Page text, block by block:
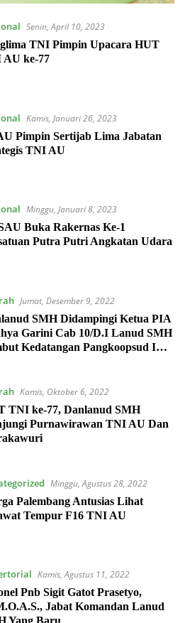
Senin, April 10, 2023
TNI Pimpin Upacara HUT
ke-77
Kamis, Januari 26, 2023
Pimpin Sertijab Lima Jabatan
TNI AU
Minggu, Januari 8, 2023
Buka Rakernas Ke-1
Putra Putri Angkatan Udara
Jumat, Desember 9, 2022
SMH Didampingi Ketua PIA
Garini Cab 10/D.I Lanud SMH
Kedatangan Pangkoopsud I
Kamis, Oktober 6, 2022
TNI ke-77, Danlanud SMH
Purnawirawan TNI AU Dan
Minggu, Agustus 28, 2022
Palembang Antusias Lihat
Tempur F16 TNI AU
Kamis, Agustus 11, 2022
Pnb Sigit Gatot Prasetyo,
Jabat Komandan Lanud